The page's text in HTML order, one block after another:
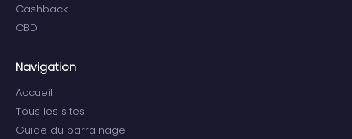
Cashback
CBD
Navigation
Accueil
Tous les sites
Guide du parrainage